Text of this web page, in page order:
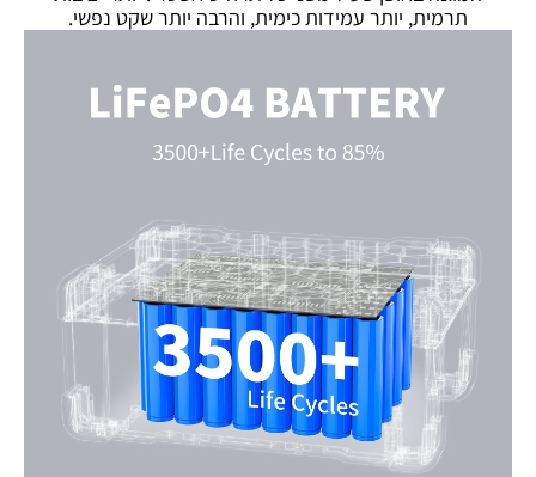
תרמית, יותר עמידות כימית, והרבה יותר שקט נפשי.